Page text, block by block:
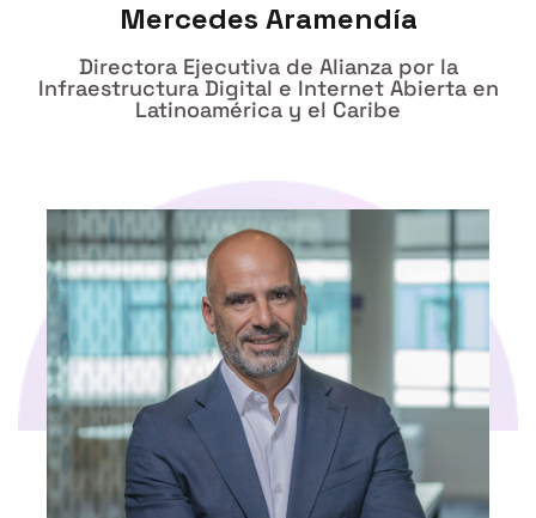
Mercedes Aramendía
Directora Ejecutiva de Alianza por la
Infraestructura Digital e Internet Abierta en
Latinoamérica y el Caribe